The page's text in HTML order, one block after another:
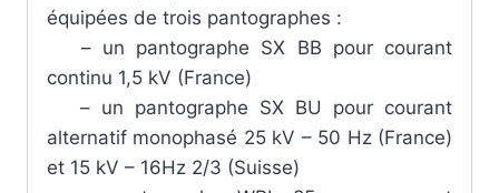
équipées de trois pantographes :
– un pantographe SX BB pour courant
continu 1,5 kV (France)
– un pantographe SX BU pour courant
alternatif monophasé 25 kV – 50 Hz (France)
et 15 kV – 16Hz 2/3 (Suisse)